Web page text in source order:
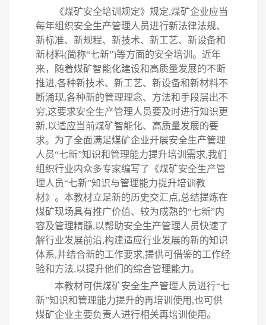
《煤矿安全培训规定》规定,煤矿企业应当
每年组织安全生产管理人员进行新法律法规、
新标准、新规程、新技术、新工艺、新设备和
新材料(简称“七新”)等方面的安全培训。近年
来，随着煤矿智能化建设和高质量发展的不断
推进,各种新技术、新工艺、新设备和新材料不
断涌现,各种新的管理理念、方法和手段层出不
穷,这要求安全生产管理人员要及时进行知识更
新,以适应当前煤矿智能化、高质量发展的要
求。为了全面满足煤矿企业开展安全生产管理
人员“七新”知识和管理能力提升培训需求,我们
组织行业内众多专家编写了《煤矿安全生产管
理人员“七新”知识与管理能力提升培训教
材》。本教材立足新的历史交汇点,总结提炼在
煤矿现场具有推广价值、较为成熟的“七新”内
容及管理精髓,以帮助安全生产管理人员快速了
解行业发展前沿,构建适应行业发展的新的知识
体系,并结合新的工作要求,提供可借鉴的工作经
验和方法,以提升他们的综合管理能力。
本教材可供煤矿安全生产管理人员进行“七
新”知识和管理能力提升的再培训使用,也可供
煤矿企业主要负责人进行相关再培训使用。